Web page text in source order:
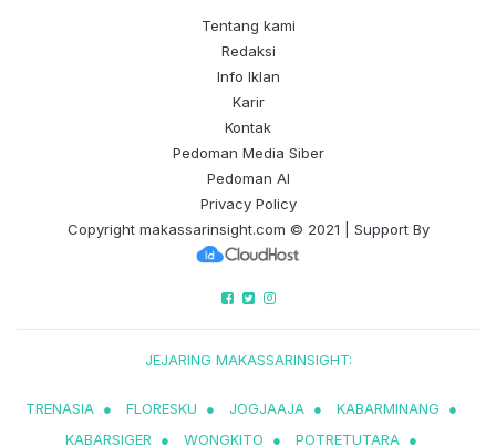
Tentang kami
Redaksi
Info Iklan
Karir
Kontak
Pedoman Media Siber
Pedoman AI
Privacy Policy
Copyright makassarinsight.com © 2021 | Support By
JEJARING MAKASSARINSIGHT:
TRENASIA ● FLORESKU ● JOGJAAJA ● KABARMINANG
●
KABARSIGER ● WONGKITO ● POTRETUTARA ●